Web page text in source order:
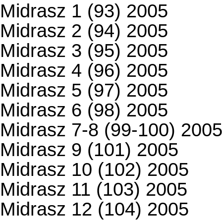
Midrasz 1 (93) 2005
Midrasz 2 (94) 2005
Midrasz 3 (95) 2005
Midrasz 4 (96) 2005
Midrasz 5 (97) 2005
Midrasz 6 (98) 2005
Midrasz 7-8 (99-100) 2005
Midrasz 9 (101) 2005
Midrasz 10 (102) 2005
Midrasz 11 (103) 2005
Midrasz 12 (104) 2005